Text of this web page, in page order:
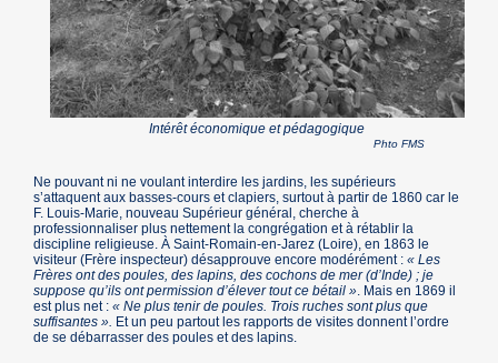
Intérêt économique et pédagogique
Phto FMS
Ne pouvant ni ne voulant interdire les jardins, les supérieurs
s’attaquent aux basses-cours et clapiers, surtout à partir de 1860 car le
F. Louis-Marie, nouveau Supérieur général, cherche à
professionnaliser plus nettement la congrégation et à rétablir la
discipline religieuse. À Saint-Romain-en-Jarez (Loire), en 1863 le
visiteur (Frère inspecteur) désapprouve encore modérément : « Les
Frères ont des poules, des lapins, des cochons de mer (d’Inde) ; je
suppose qu’ils ont permission d’élever tout ce bétail » . Mais en 1869 il
est plus net : « Ne plus tenir de poules. Trois ruches sont plus que
suffisantes ». Et un peu partout les rapports de visites donnent l’ordre
de se débarrasser des poules et des lapins.